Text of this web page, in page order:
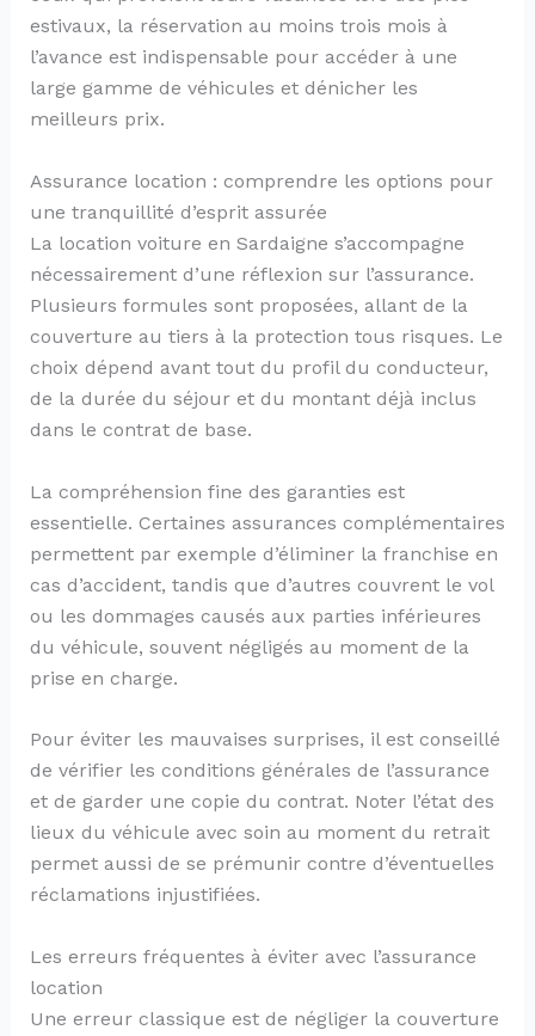
estivaux, la réservation au moins trois mois à
l’avance est indispensable pour accéder à une
large gamme de véhicules et dénicher les
meilleurs prix.
Assurance location : comprendre les options pour
une tranquillité d’esprit assurée
La location voiture en Sardaigne s’accompagne
nécessairement d’une réflexion sur l’assurance.
Plusieurs formules sont proposées, allant de la
couverture au tiers à la protection tous risques. Le
choix dépend avant tout du profil du conducteur,
de la durée du séjour et du montant déjà inclus
dans le contrat de base.
La compréhension fine des garanties est
essentielle. Certaines assurances complémentaires
permettent par exemple d’éliminer la franchise en
cas d’accident, tandis que d’autres couvrent le vol
ou les dommages causés aux parties inférieures
du véhicule, souvent négligés au moment de la
prise en charge.
Pour éviter les mauvaises surprises, il est conseillé
de vérifier les conditions générales de l’assurance
et de garder une copie du contrat. Noter l’état des
lieux du véhicule avec soin au moment du retrait
permet aussi de se prémunir contre d’éventuelles
réclamations injustifiées.
Les erreurs fréquentes à éviter avec l’assurance
location
Une erreur classique est de négliger la couverture